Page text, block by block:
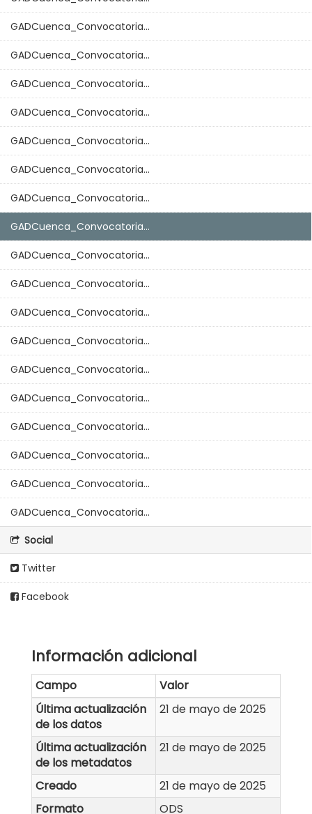
GADCuenca_Convocatoria...
GADCuenca_Convocatoria...
GADCuenca_Convocatoria...
GADCuenca_Convocatoria...
GADCuenca_Convocatoria...
GADCuenca_Convocatoria...
GADCuenca_Convocatoria...
GADCuenca_Convocatoria...
GADCuenca_Convocatoria...
GADCuenca_Convocatoria...
GADCuenca_Convocatoria...
GADCuenca_Convocatoria...
GADCuenca_Convocatoria...
GADCuenca_Convocatoria...
GADCuenca_Convocatoria...
GADCuenca_Convocatoria...
GADCuenca_Convocatoria...
GADCuenca_Convocatoria...
Social
Twitter
Facebook
Información adicional
Campo
Valor
Última actualización
de los datos
21 de mayo de 2025
Última actualización
de los metadatos
21 de mayo de 2025
Creado
21 de mayo de 2025
Formato
ODS